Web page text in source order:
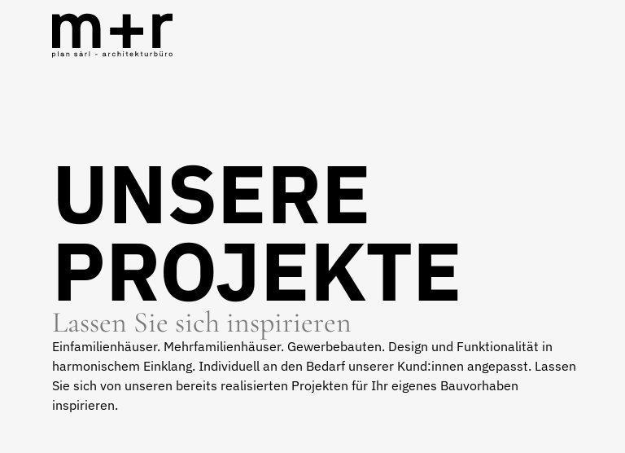
UNSERE
PROJEKTE
Lassen Sie sich inspirieren
Einfamilienhäuser. Mehrfamilienhäuser. Gewerbebauten. Design und Funktionalität in
harmonischem Einklang. Individuell an den Bedarf unserer Kund:innen angepasst. Lassen
Sie sich von unseren bereits realisierten Projekten für Ihr eigenes Bauvorhaben
inspirieren.